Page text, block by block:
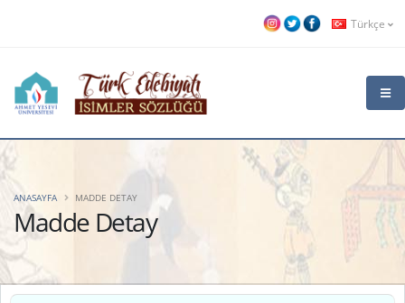
Türkçe
Madde Detay
ANASAYFA MADDE DETAY